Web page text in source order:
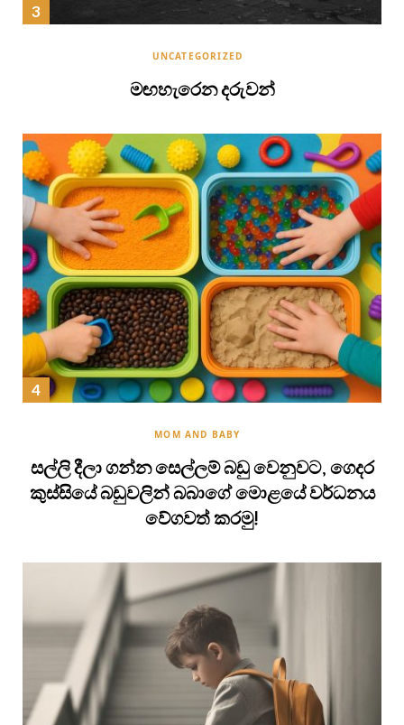
UNCATEGORIZED
මඟහැරෙන දරුවන්
MOM AND BABY
සල්ලි දීලා ගන්න සෙල්ලම් බඩු වෙනුවට, ගෙදර
කුස්සියේ බඩුවලින් බබාගේ මොළයේ වර්ධනය
වේගවත් කරමු!